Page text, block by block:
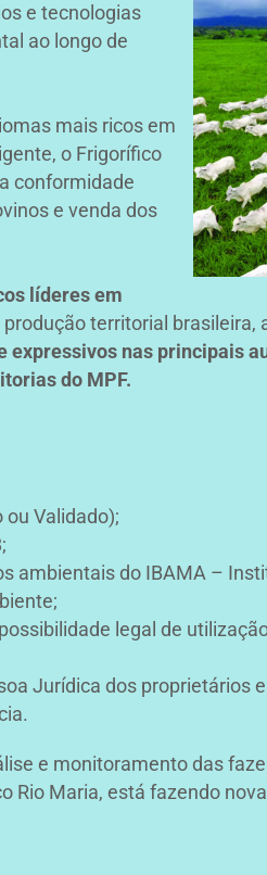
e tecnologias
ao longo de
mais ricos em
o Frigorífico
conformidade
e venda dos
líderes em
territorial
nas principais
do MPF.
ou Validado);
ambientais do IBAMA –
legal de
Jurídica dos proprietários
e monitoramento das
Maria, está fazendo